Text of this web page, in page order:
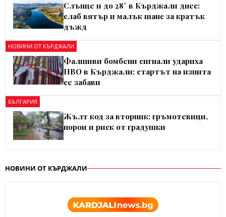
Слънце и до 28° в Кърджали днес:
слаб вятър и малък шанс за кратък
дъжд
НОВИНИ ОТ КЪРДЖАЛИ
Фалшиви бомбени сигнали удариха
НВО в Кърджали: стартът на изпита
се забави
БЪЛГАРИЯ
Жълт код за вторник: гръмотевици,
порои и риск от градушки
НОВИНИ ОТ КЪРДЖАЛИ